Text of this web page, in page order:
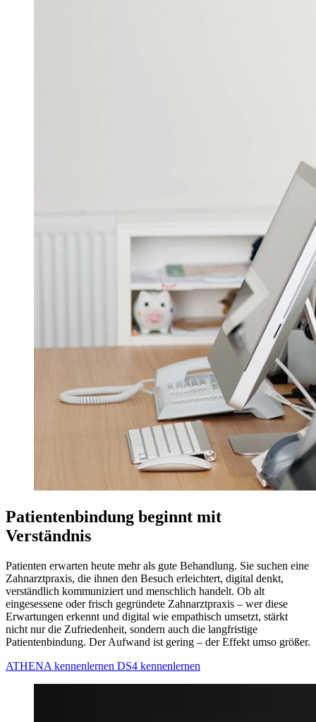
Patientenbindung beginnt mit
Verständnis
Patienten erwarten heute mehr als gute Behandlung. Sie suchen eine
Zahnarztpraxis, die ihnen den Besuch erleichtert, digital denkt,
verständlich kommuniziert und menschlich handelt. Ob alt
eingesessene oder frisch gegründete Zahnarztpraxis – wer diese
Erwartungen erkennt und digital wie empathisch umsetzt, stärkt
nicht nur die Zufriedenheit, sondern auch die langfristige
Patientenbindung. Der Aufwand ist gering – der Effekt umso größer.
ATHENA kennenlernen DS4 kennenlernen